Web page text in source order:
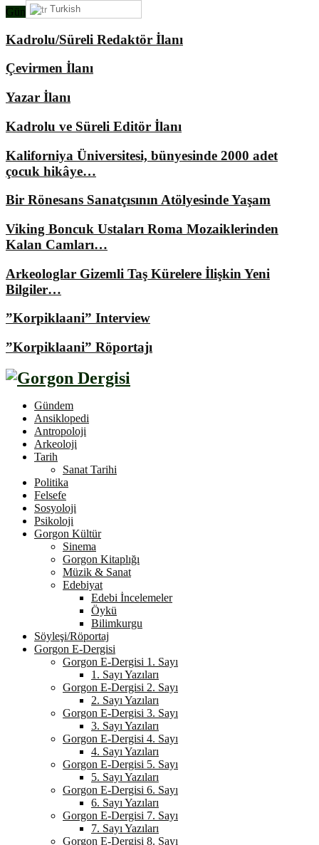
Gündemimizde Ne Var?
Kadrolu/Süreli Redaktör İlanı
Çevirmen İlanı
Yazar İlanı
Kadrolu ve Süreli Editör İlanı
Kaliforniya Üniversitesi, bünyesinde 2000 adet
çocuk hikâye…
Bir Rönesans Sanatçısının Atölyesinde Yaşam
Viking Boncuk Ustaları Roma Mozaiklerinden
Kalan Camları…
Arkeologlar Gizemli Taş Kürelere İlişkin Yeni
Bilgiler…
”Korpiklaani” Interview
”Korpiklaani” Röportajı
Gündem
Ansiklopedi
Antropoloji
Arkeoloji
Tarih
Sanat Tarihi
Politika
Felsefe
Sosyoloji
Psikoloji
Gorgon Kültür
Sinema
Gorgon Kitaplığı
Müzik & Sanat
Edebiyat
Edebi İncelemeler
Öykü
Bilimkurgu
Söyleşi/Röportaj
Gorgon E-Dergisi
Gorgon E-Dergisi 1. Sayı
1. Sayı Yazıları
Gorgon E-Dergisi 2. Sayı
2. Sayı Yazıları
Gorgon E-Dergisi 3. Sayı
3. Sayı Yazıları
Gorgon E-Dergisi 4. Sayı
4. Sayı Yazıları
Gorgon E-Dergisi 5. Sayı
5. Sayı Yazıları
Gorgon E-Dergisi 6. Sayı
6. Sayı Yazıları
Gorgon E-Dergisi 7. Sayı
7. Sayı Yazıları
Gorgon E-Dergisi 8. Sayı
Turkish